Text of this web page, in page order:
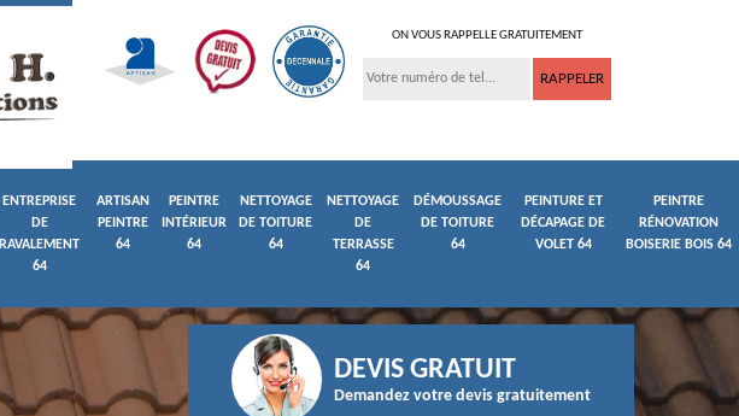
ON VOUS RAPPELLE GRATUITEMENT
ENTREPRISE
DE
RAVALEMENT
64
ARTISAN
PEINTRE
64
PEINTRE
INTÉRIEUR
64
NETTOYAGE
DE TOITURE
64
NETTOYAGE
DE
TERRASSE
64
DÉMOUSSAGE
DE TOITURE
64
PEINTURE ET
DÉCAPAGE DE
VOLET 64
PEINTRE
RÉNOVATION
BOISERIE BOIS 64
DEVIS GRATUIT
Demandez votre devis gratuitement